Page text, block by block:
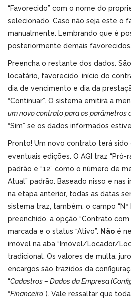
“Favorecido” com o nome do
selecionado. Caso não seja este o
manualmente. Lembrando que é
posteriormente demais
Preencha o restante dos dados.
locatário, favorecido, início do
dia de vencimento e dia da
“Continuar”. O sistema emitirá a
um novo contrato para os parâmetros
“Sim” se os dados informados
Pronto! Um novo contrato terá
eventuais edições. O AGI traz “Pró-
padrão e “12” como o número de
Atual” padrão. Baseado nisso e
na etapa anterior, todas as datas
sistema traz, também, o campo “Nº
preenchido, a opção “Contrato
marcada e o status “Ativo”. Não é
imóvel na aba “Imóvel/Locador/
tradicional. Os valores de multa,
encargos são trazidos da
“Cadastros – Dados da Empresa
“Financeiro”). Vale ressaltar que